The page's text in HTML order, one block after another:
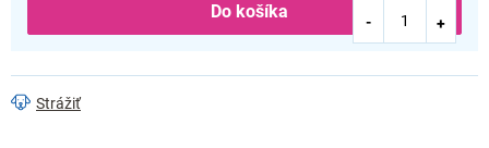
Do košíka
Strážiť